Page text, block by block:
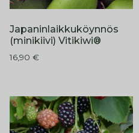
Japaninlaikkuköynnös
(minikiivi) Vitikiwi®
16,90 €